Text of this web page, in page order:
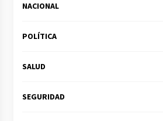
NACIONAL
POLÍTICA
SALUD
SEGURIDAD